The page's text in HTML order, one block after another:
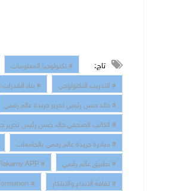
تاج: # تكنولوجيا المعلومات
# التدريب التكنولوجي
# بناء القدرات
# خالد حسن رئيس تحرير جريدة عالم رقمي
# الكاتب الصحفي خالد حسن رئيس تحرير
# مبادرة جريدة عالم رقمي بالجامعات
# تطبيق عالم رقمي
# Alam Rakamy APP
# ثقافة الابداع والابتكار
# technology and communication Information